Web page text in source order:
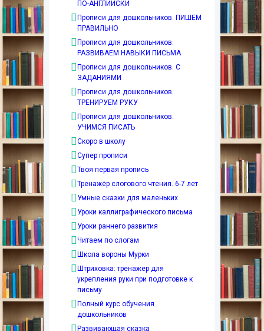
ПО-АНГЛИЙСКИ
Прописи для дошкольников. ПИШЕМ
ПРАВИЛЬНО
Прописи для дошкольников.
РАЗВИВАЕМ НАВЫКИ ПИСЬМА
Прописи для дошкольников. С
ЗАДАНИЯМИ
Прописи для дошкольников.
ТРЕНИРУЕМ РУКУ
Прописи для дошкольников.
УЧИМСЯ ПИСАТЬ
Скоро в школу
Супер прописи
Твоя первая пропись
Тренажёр слогового чтения. 6-7 лет
Умные сказки для маленьких
Уроки каллиграфического письма
Уроки раннего развития
Читаем по слогам
Школа вороны Мурки
Штриховка: тренажер для
укрепления руки при подготовке к
письму
Полный курс обучения
дошкольников
Развивающая сказка